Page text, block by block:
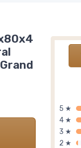
5 ★
4 ★
3 ★
2 ★